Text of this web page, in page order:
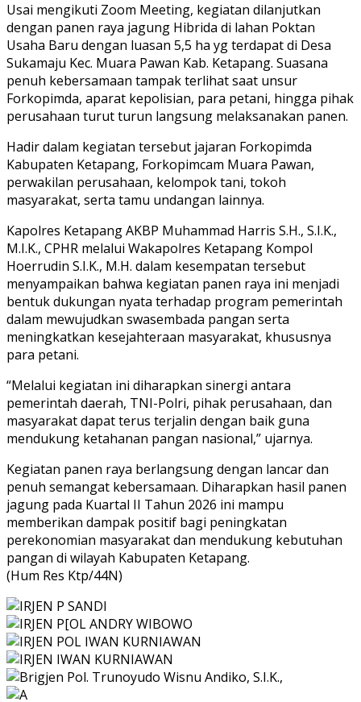
Usai mengikuti Zoom Meeting, kegiatan dilanjutkan
dengan panen raya jagung Hibrida di lahan Poktan
Usaha Baru dengan luasan 5,5 ha yg terdapat di Desa
Sukamaju Kec. Muara Pawan Kab. Ketapang. Suasana
penuh kebersamaan tampak terlihat saat unsur
Forkopimda, aparat kepolisian, para petani, hingga pihak
perusahaan turut turun langsung melaksanakan panen.
Hadir dalam kegiatan tersebut jajaran Forkopimda
Kabupaten Ketapang, Forkopimcam Muara Pawan,
perwakilan perusahaan, kelompok tani, tokoh
masyarakat, serta tamu undangan lainnya.
Kapolres Ketapang AKBP Muhammad Harris S.H., S.I.K.,
M.I.K., CPHR melalui Wakapolres Ketapang Kompol
Hoerrudin S.I.K., M.H. dalam kesempatan tersebut
menyampaikan bahwa kegiatan panen raya ini menjadi
bentuk dukungan nyata terhadap program pemerintah
dalam mewujudkan swasembada pangan serta
meningkatkan kesejahteraan masyarakat, khususnya
para petani.
“Melalui kegiatan ini diharapkan sinergi antara
pemerintah daerah, TNI-Polri, pihak perusahaan, dan
masyarakat dapat terus terjalin dengan baik guna
mendukung ketahanan pangan nasional,” ujarnya.
Kegiatan panen raya berlangsung dengan lancar dan
penuh semangat kebersamaan. Diharapkan hasil panen
jagung pada Kuartal II Tahun 2026 ini mampu
memberikan dampak positif bagi peningkatan
perekonomian masyarakat dan mendukung kebutuhan
pangan di wilayah Kabupaten Ketapang.
(Hum Res Ktp/44N)